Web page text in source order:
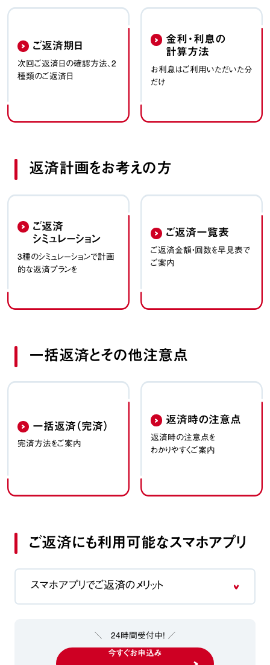
ご返済期日
次回ご返済日の確認方法、2
種類のご返済日
金利・利息の
計算方法
お利息はご利用いただいた分
だけ
返済計画をお考えの方
ご返済
シミュレーション
3種のシミュレーションで計画
的な返済プランを
ご返済一覧表
ご返済金額・回数を早見表で
ご案内
一括返済とその他注意点
一括返済（完済）
完済方法をご案内
返済時の注意点
返済時の注意点を
わかりやすくご案内
ご返済にも利用可能なスマホアプリ
スマホアプリでご返済のメリット
＼ 24時間受付中！ ／
今すぐお申込み